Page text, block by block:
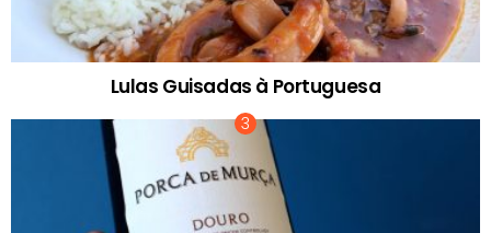
Lulas Guisadas à Portuguesa